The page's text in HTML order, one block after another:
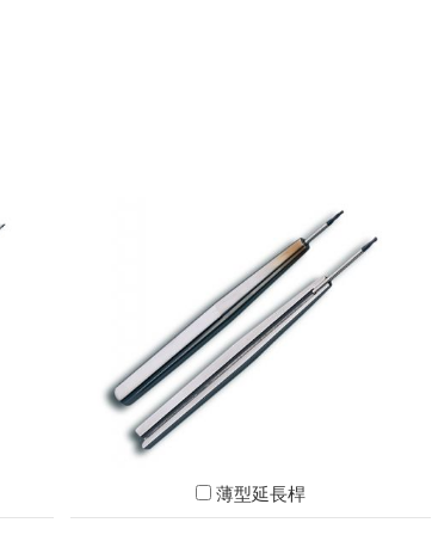
薄型延長桿